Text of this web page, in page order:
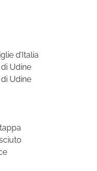
d’Italia
Udine
Udine